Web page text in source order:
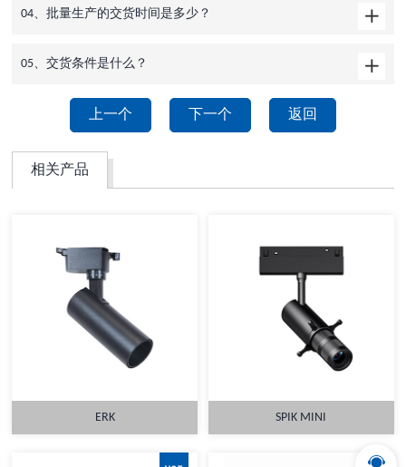
04、批量生产的交货时间是多少？
05、交货条件是什么？
上一个 下一个 返回
相关产品
ERK SPIK MINI